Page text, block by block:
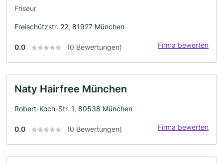
Friseur
Freischützstr. 22, 81927 München
0.0 (0 Bewertungen) Firma bewerten
Naty Hairfree München
Robert-Koch-Str. 1, 80538 München
0.0 (0 Bewertungen) Firma bewerten